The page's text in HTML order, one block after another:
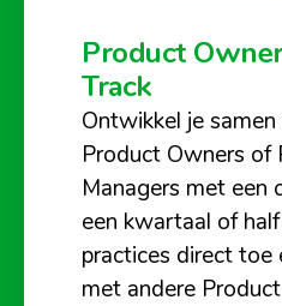
Product
Track
Ontwikkel je
Product Owners of
Managers met een
een kwartaal of
practices direct toe
met andere